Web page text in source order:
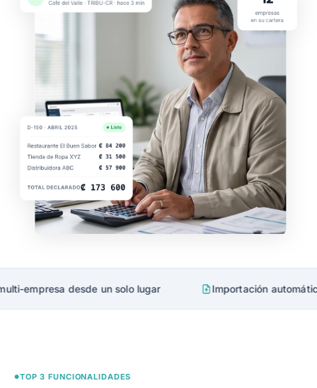
Soy Contador
Ingrese
desde un solo lugar Importación automática de
●TOP 3 FUNCIONALIDADES